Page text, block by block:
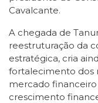
Cavalcante.
A chegada de
reestruturação da
estratégica, cria
fortalecimento dos
mercado
crescimento